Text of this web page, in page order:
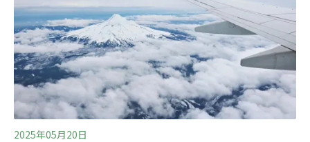
從oBike的經驗中汲取教訓？智慧管理共享電輔車
2025年05月20日